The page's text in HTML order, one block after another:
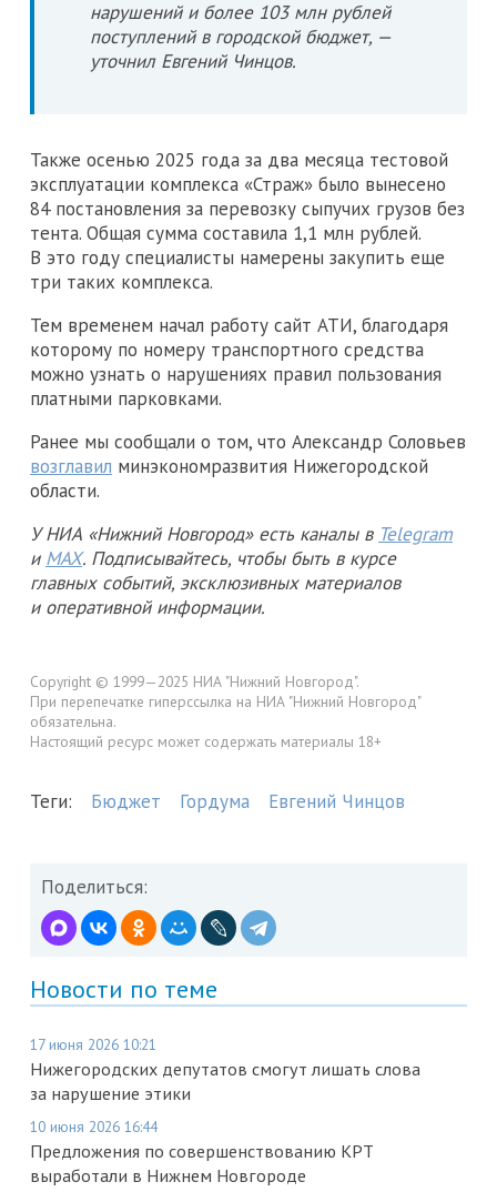
нарушений и более 103 млн рублей
поступлений в городской бюджет, —
уточнил Евгений Чинцов.
Также осенью 2025 года за два месяца тестовой
эксплуатации комплекса «Страж» было вынесено
84 постановления за перевозку сыпучих грузов без
тента. Общая сумма составила 1,1 млн рублей.
В это году специалисты намерены закупить еще
три таких комплекса.
Тем временем начал работу сайт АТИ, благодаря
которому по номеру транспортного средства
можно узнать о нарушениях правил пользования
платными парковками.
Ранее мы сообщали о том, что Александр Соловьев
возглавил минэкономразвития Нижегородской
области.
У НИА «Нижний Новгород» есть каналы в Telegram
и MAX. Подписывайтесь, чтобы быть в курсе
главных событий, эксклюзивных материалов
и оперативной информации.
Copyright © 1999—2025 НИА "Нижний Новгород".
При перепечатке гиперссылка на НИА "Нижний Новгород"
обязательна.
Настоящий ресурс может содержать материалы 18+
Теги: Бюджет Гордума Евгений Чинцов
Поделиться:
Новости по теме
17 июня 2026 10:21
Нижегородских депутатов смогут лишать слова
за нарушение этики
10 июня 2026 16:44
Предложения по совершенствованию КРТ
выработали в Нижнем Новгороде